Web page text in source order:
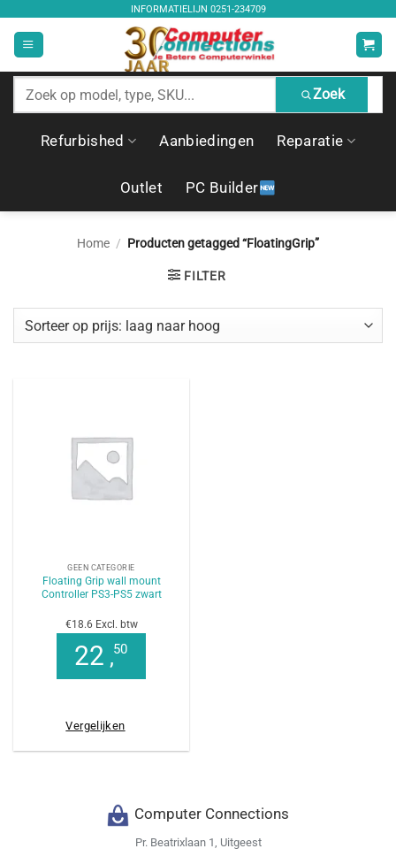
inhoud
INFORMATIELIJN 0251-234709
Zoek
producten
Zoek
Refurbished Aanbiedingen Reparatie
Outlet PC Builder
Home / Producten getagged “FloatingGrip”
FILTER
GEEN CATEGORIE
Floating Grip wall mount
Controller PS3-PS5 zwart
€18.6 Excl. btw
22 ,50
Vergelijken
Computer Connections
Pr. Beatrixlaan 1, Uitgeest